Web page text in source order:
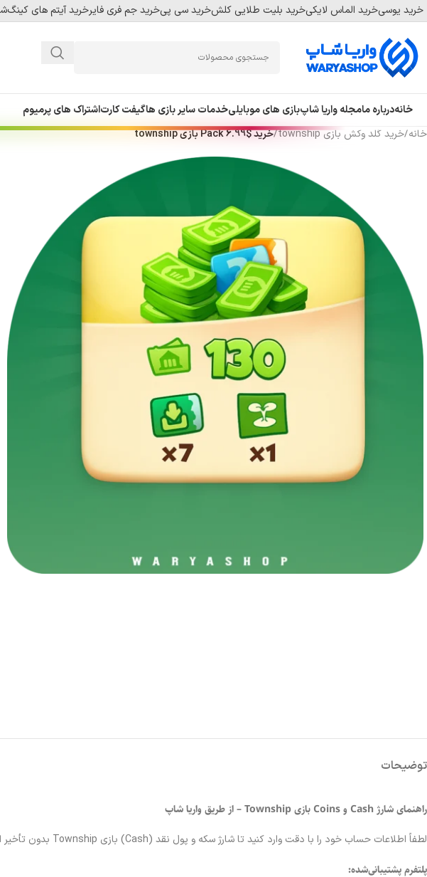
Skip
navigation
Skip
main
content
خرید یوسیخرید الماس لایکیخرید بلیت طلایی کلشخرید سی پیخرید جم فری فایرخرید آیتم های
خانهدرباره مامجله واریا شاپبازی های موبایلی
پابجی موبایل
کینگ‌شات وایت‌اوت سوروایول
خدمات سایر بازی هاگیفت کارتاشتراک های پرمیوم
خانه/خرید گلد وکش بازی township /خرید $6.99 Pack بازی township
توضیحات
راهنمای شارژ Cash و Coins بازی Township – از طریق واریا شاپ
لطفاً اطلاعات حساب خود را با دقت وارد کنید تا شارژ سکه و پول نقد (Cash) بازی Township بدون تأخیر انجام شود.
پلتفرم پشتیبانی‌شده: